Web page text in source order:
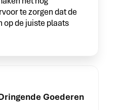
te zorgen dat de
de juiste plaats
Goederen